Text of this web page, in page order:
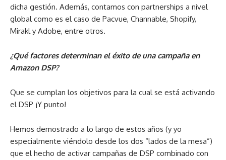
dicha gestión. Además, contamos con partnerships a nivel
global como es el caso de Pacvue, Channable, Shopify,
Mirakl y Adobe, entre otros.
¿Qué factores determinan el éxito de una campaña en
Amazon DSP?
Que se cumplan los objetivos para la cual se está activando
el DSP ¡Y punto!
Hemos demostrado a lo largo de estos años (y yo
especialmente viéndolo desde los dos “lados de la mesa”)
que el hecho de activar campañas de DSP combinado con